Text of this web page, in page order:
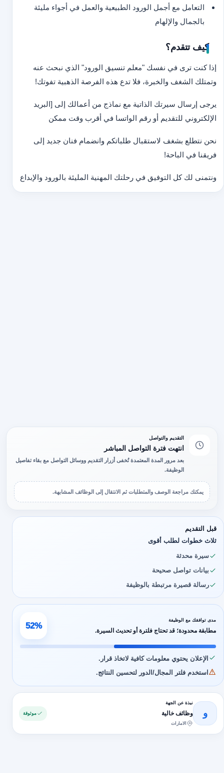
التعامل مع أجمل الورود الطبيعية والعمل في أجواء مليئة
بالجمال والإلهام
كيف تتقدم؟
إذا كنت ترى في نفسك "معلم تنسيق الورود" الذي نبحث عنه
وتمتلك الشغف والخبرة، فلا تدع هذه الفرصة الذهبية تفوتك!
يرجى إرسال سيرتك الذاتية مع نماذج من أعمالك إلى [البريد
الإلكتروني للتقديم أو رقم الواتسا في أقرب وقت ممكن
نحن نتطلع بشغف لاستقبال طلباتكم وانضمام فنان جديد إلى
فريقنا في الباحة!
ونتمنى لك كل التوفيق في رحلتك المهنية المليئة بالورود والإبداع
التقديم والتواصل
انتهت فترة التواصل المباشر
بعد مرور المدة المعتمدة تُخفى أزرار التقديم ووسائل التواصل مع بقاء تفاصيل
الوظيفة.
يمكنك مراجعة الوصف والمتطلبات ثم الانتقال إلى الوظائف المشابهة.
قبل التقديم
ثلاث خطوات لطلب أقوى
سيرة محدثة
بيانات تواصل صحيحة
رسالة قصيرة مرتبطة بالوظيفة
مدى توافقك مع الوظيفة
مطابقة محدودة؛ قد تحتاج فلترة أو تحديث السيرة. 52%
الإعلان يحتوي معلومات كافية لاتخاذ قرار.
استخدم فلتر المجال/الدور لتحسين النتائج.
و
نبذة عن الجهة
وظائف خالية
الامارات
موثوقة